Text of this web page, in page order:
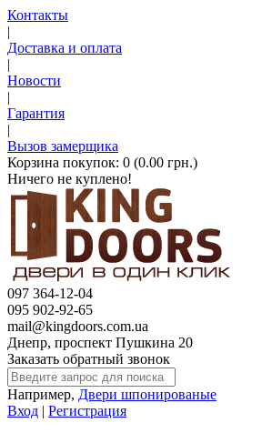
Контакты
|
Доставка и оплата
|
Новости
|
Гарантия
|
Вызов замерщика
Корзина покупок: 0 (0.00 грн.)
Ничего не куплено!
097 364-12-04
095 902-92-65
mail@kingdoors.com.ua
Днепр, проспект Пушкина 20
Заказать обратный звонок
Например, Двери шпонированые
Вход | Регистрация